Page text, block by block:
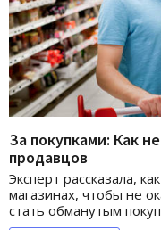
За покупками: Как
продавцов
Эксперт рассказала,
магазинах, чтобы не
стать обманутым